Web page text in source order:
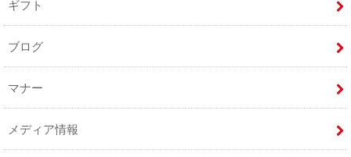
ギフト
ブログ
マナー
メディア情報